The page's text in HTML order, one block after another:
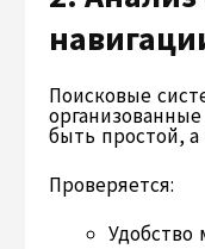
Поисковые
быть простой,
Проверяется:
Удобство